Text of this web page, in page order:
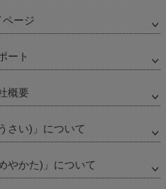
ページ
ート
概要
さい)」について
やかた)」について